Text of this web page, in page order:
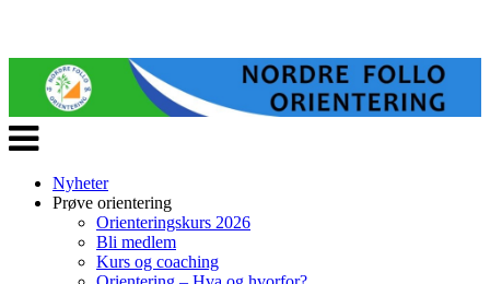
Veksle
navigasjon
Nyheter
Prøve orientering
Orienteringskurs 2026
Bli medlem
Kurs og coaching